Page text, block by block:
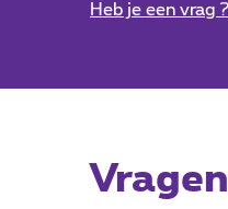
Heb je een vrag